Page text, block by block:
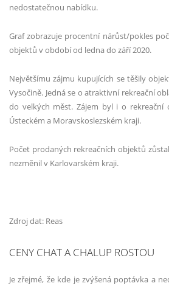
nedostatečnou nabídku.
Graf zobrazuje procentní nárůst/pokles
objektů v období od ledna do září 2020.
Největšímu zájmu kupujících se těšily
Vysočině. Jedná se o atraktivní rekreační
do velkých měst. Zájem byl i o rekreační
Ústeckém a Moravskoslezském kraji.
Počet prodaných rekreačních objektů
nezměnil v Karlovarském kraji.
Zdroj dat: Reas
CENY CHAT A CHALUP ROSTOU
Je zřejmé, že kde je zvýšená poptávka a